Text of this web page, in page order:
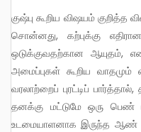
குஷ்பு கூறிய விஷயம் குறித்த விவாதத்தில் கற்பு அதிகம் அடிபட்டது. குஷ்பு
சொன்னது, கற்புக்கு
ஒடுக்குவதற்கான ஆயுதம்,
அமைப்புகள் கூறிய வாதமும்
வரலாற்றைப் புரட்டிப்
தனக்கு மட்டுமே ஒரு
உடமையாளனாக இருந்த ஆண்